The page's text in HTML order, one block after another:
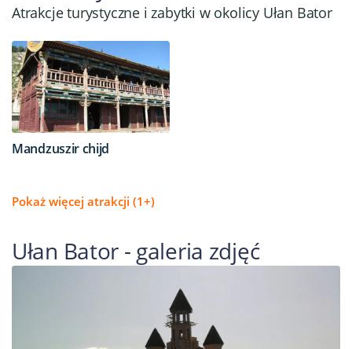
Atrakcje turystyczne i zabytki w okolicy Ułan Bator
Mandzuszir chijd
Pokaż więcej atrakcji (1+)
Ułan Bator - galeria zdjęć